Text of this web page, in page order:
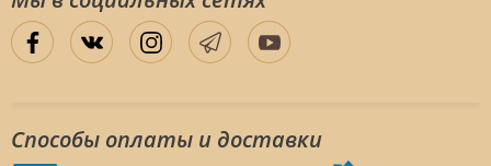
Способы оплаты и доставки